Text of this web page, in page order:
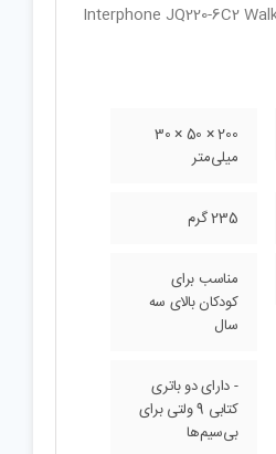
Interphone JQ220-6C2
200 × 50 × 30
میلی‌متر
235 گرم
مناسب برای
کودکان بالای سه
سال
- دارای دو باتری
کتابی 9 ولتی برای
بی‌سیم‌ها